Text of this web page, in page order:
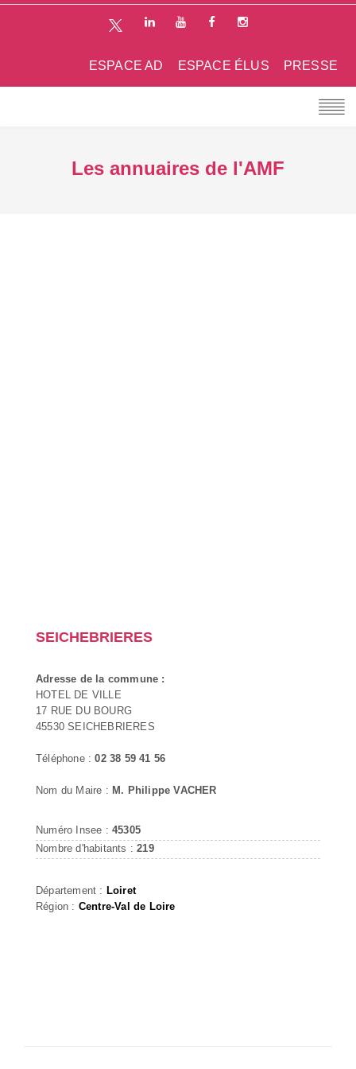
PRESSE
ESPACE ÉLUS
ESPACE AD
Les annuaires de l'AMF
SEICHEBRIERES
Adresse de la commune :
HOTEL DE VILLE
17 RUE DU BOURG
45530 SEICHEBRIERES
Téléphone :02 38 59 41 56
Nom du Maire : M. Philippe VACHER
Numéro Insee : 45305
Nombre d'habitants :219
Département : Loiret
Région : Centre-Val de Loire